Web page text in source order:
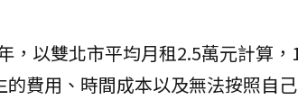
，以雙北市平均月租2.5萬元計算，
費用、時間成本以及無法按照自